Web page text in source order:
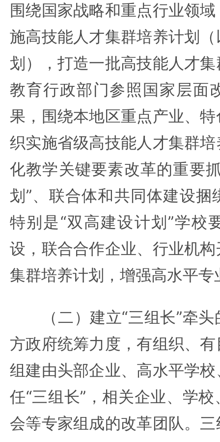
围绕国家战略和重点行业领
施高技能人才集群培养计划
划），打造一批高技能人才
教育行政部门参照国家层面
果，围绕本地区重点产业、
织实施省级高技能人才集群
化教学关键要素改革的重要
划”、联合体和共同体建设
特别是“双高建设计划”学校
设，联合合作企业、行业机
集群培养计划，增强高水平
（二）建立“三组长”牵头
方政府统筹力度，有组织、
组建由头部企业、高水平学
任“三组长”，相关企业、学
会等专家组成的改革团队。